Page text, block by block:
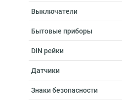
Выключатели
Бытовые приборы
DIN рейки
Датчики
Знаки безопасности